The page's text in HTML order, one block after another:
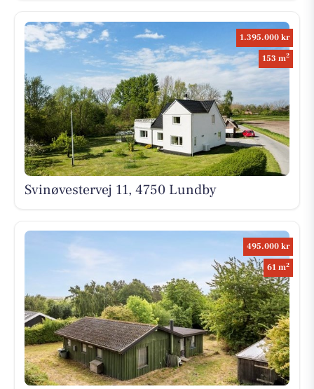
1.395.000 kr
153 m2
Svinøvestervej 11, 4750 Lundby
495.000 kr
61 m2